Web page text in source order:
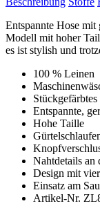
Entspannte Hose mit
Modell mit hoher
es ist stylish und
100 % Leinen
Entspannte,
Hohe Taille
Nahtdetails an
Design mit
Einsatz am
Artikel-Nr.